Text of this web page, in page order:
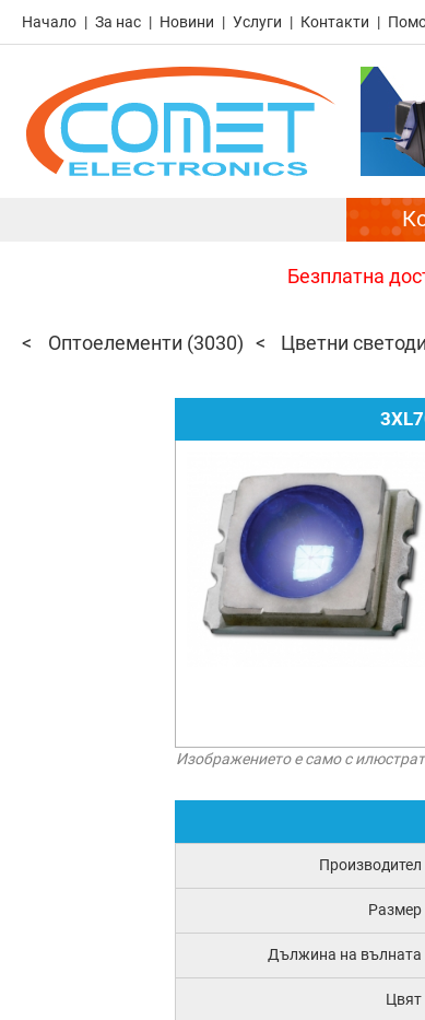
Начало За нас Новини Услуги Контакти
Безплатна
Оптоелементи (3030) Цветни
Изображението е само с
Производител
Размер
Дължина на вълната
Цвят